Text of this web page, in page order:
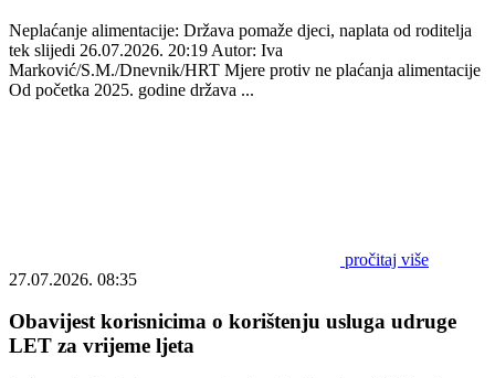
Neplaćanje alimentacije: Država pomaže djeci, naplata od roditelja
tek slijedi 26.07.2026. 20:19 Autor: Iva
Marković/S.M./Dnevnik/HRT Mjere protiv ne plaćanja alimentacije
Od početka 2025. godine država ...
pročitaj više
27.07.2026. 08:35
Obavijest korisnicima o korištenju usluga udruge
LET za vrijeme ljeta